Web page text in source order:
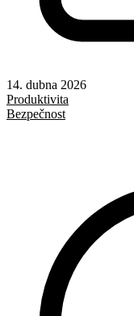
14. dubna 2026
Produktivita
Bezpečnost